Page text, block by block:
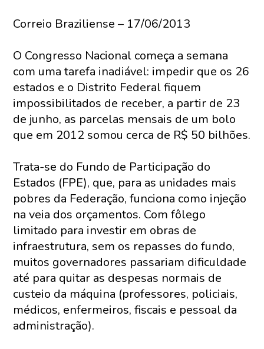
Correio Braziliense – 17/06/2013
O Congresso Nacional começa a semana
com uma tarefa inadiável: impedir que os 26
estados e o Distrito Federal fiquem
impossibilitados de receber, a partir de 23
de junho, as parcelas mensais de um bolo
que em 2012 somou cerca de R$ 50 bilhões.
Trata-se do Fundo de Participação do
Estados (FPE), que, para as unidades mais
pobres da Federação, funciona como injeção
na veia dos orçamentos. Com fôlego
limitado para investir em obras de
infraestrutura, sem os repasses do fundo,
muitos governadores passariam dificuldade
até para quitar as despesas normais de
custeio da máquina (professores, policiais,
médicos, enfermeiros, fiscais e pessoal da
administração).